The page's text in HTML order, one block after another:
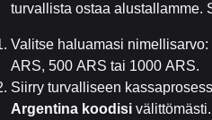
turvallista ostaa alustallamme.
Valitse haluamasi
ARS, 500 ARS tai 1000 ARS.
Siirry turvalliseen
Argentina koodisi välittömästi.